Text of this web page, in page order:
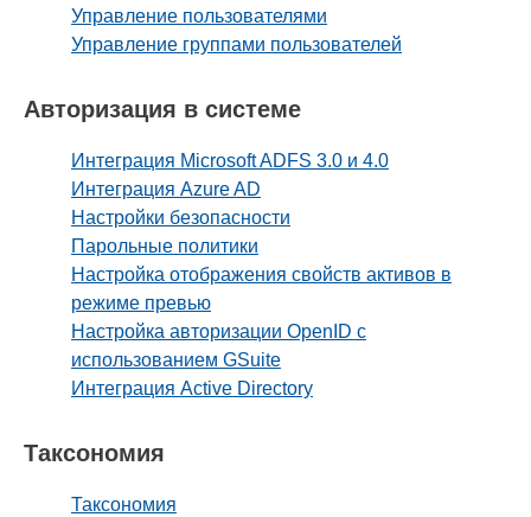
Управление пользователями
Управление группами пользователей
Авторизация в системе
Интеграция Microsoft ADFS 3.0 и 4.0
Интеграция Azure AD
Настройки безопасности
Парольные политики
Настройка отображения свойств активов в
режиме превью
Настройка авторизации OpenID c
использованием GSuite
Интеграция Active Directory
Таксономия
Таксономия